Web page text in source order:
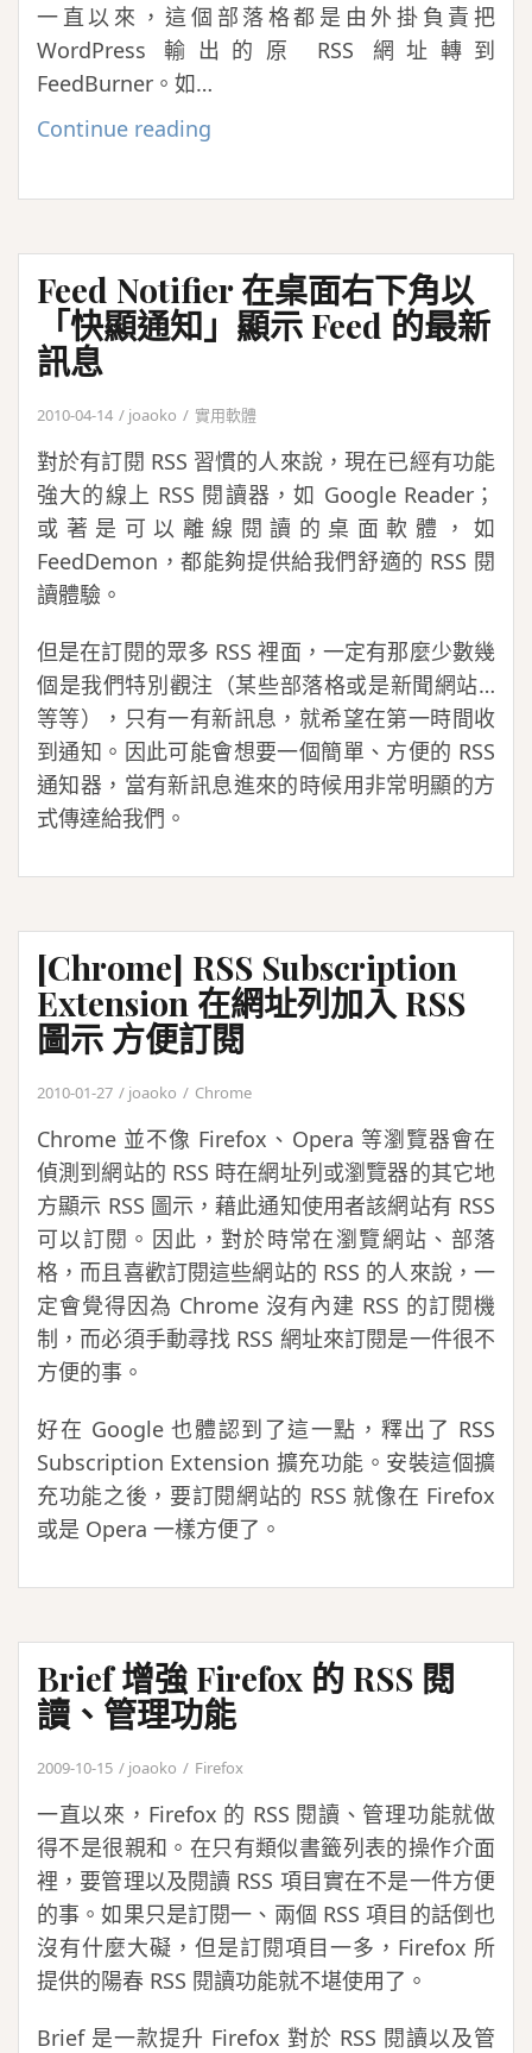
一直以來，這個部落格都是由外掛負責把
WordPress 輸出的原 RSS 網址轉到
FeedBurner。如…
Continue reading
外
讓
WordPress
的
動
導
向
FeedBurner（改
.htaccess）
Feed Notifier 在桌面右下角以
「快顯通知」顯示 Feed 的最新
訊息
2010-04-14 joaoko 實用軟體
對於有訂閱 RSS 習慣的人來說，現在已經有功能
強大的線上 RSS 閱讀器，如 Google Reader；
或著是可以離線閱讀的桌面軟體，如
FeedDemon，都能夠提供給我們舒適的 RSS 閱
讀體驗。
但是在訂閱的眾多 RSS 裡面，一定有那麼少數幾
個是我們特別觀注（某些部落格或是新聞網站…
等等），只有一有新訊息，就希望在第一時間收
到通知。因此可能會想要一個簡單、方便的 RSS
通知器，當有新訊息進來的時候用非常明顯的方
式傳達給我們。
[Chrome] RSS Subscription
Extension 在網址列加入 RSS
圖示 方便訂閱
2010-01-27 joaoko Chrome
Chrome 並不像 Firefox、Opera 等瀏覽器會在
偵測到網站的 RSS 時在網址列或瀏覽器的其它地
方顯示 RSS 圖示，藉此通知使用者該網站有 RSS
可以訂閱。因此，對於時常在瀏覽網站、部落
格，而且喜歡訂閱這些網站的 RSS 的人來說，一
定會覺得因為 Chrome 沒有內建 RSS 的訂閱機
制，而必須手動尋找 RSS 網址來訂閱是一件很不
方便的事。
好在 Google 也體認到了這一點，釋出了 RSS
Subscription Extension 擴充功能。安裝這個擴
充功能之後，要訂閱網站的 RSS 就像在 Firefox
或是 Opera 一樣方便了。
Brief 增強 Firefox 的 RSS 閱
讀、管理功能
2009-10-15 joaoko Firefox
一直以來，Firefox 的 RSS 閱讀、管理功能就做
得不是很親和。在只有類似書籤列表的操作介面
裡，要管理以及閱讀 RSS 項目實在不是一件方便
的事。如果只是訂閱一、兩個 RSS 項目的話倒也
沒有什麼大礙，但是訂閱項目一多，Firefox 所
提供的陽春 RSS 閱讀功能就不堪使用了。
Brief 是一款提升 Firefox 對於 RSS 閱讀以及管